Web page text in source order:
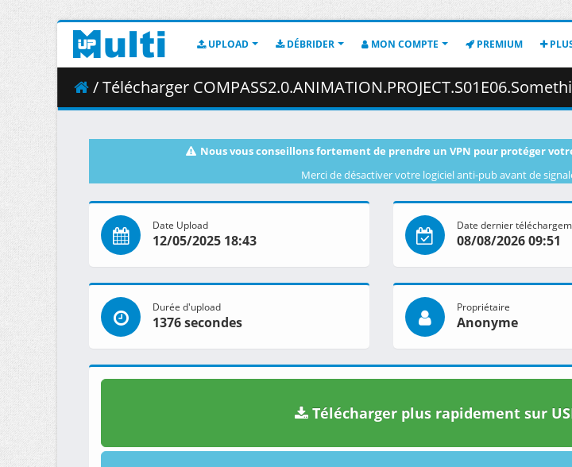
UPLOAD DÉBRIDER MON COMPTE PREMIUM
/ Télécharger COMPASS2.0.ANIMATION.PROJECT.S01E06.Something.Is.Chasing.After.Us.1080p.CR.WEB-
Nous vous conseillons fortement de prendre un VPN pour protéger
Merci de désactiver votre logiciel anti-pub avant de
Date Upload
12/05/2025 18:43
Date dernier
08/08/2026 09:51
Durée d'upload
1376 secondes
Propriétaire
Anonyme
Télécharger plus rapidement sur